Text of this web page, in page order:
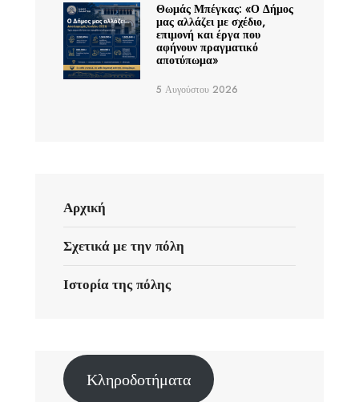
Θωμάς Μπέγκας: «Ο Δήμος
μας αλλάζει με σχέδιο,
επιμονή και έργα που
αφήνουν πραγματικό
αποτύπωμα»
5 Αυγούστου 2026
Αρχική
Σχετικά με την πόλη
Ιστορία της πόλης
Κληροδοτήματα